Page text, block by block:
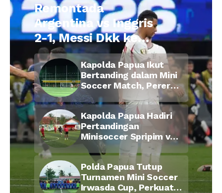
Remontada
Argentina vs Inggris
2-1, Messi Dkk ke
Final Piala Dunia
2026
Kapolda Papua Ikut
Bertanding dalam Mini
Soccer Match, Pererat
Kebersamaan Personel
di Bulan Ramadan
Kapolda Papua Hadiri
Pertandingan
Minisoccer Spripim vs
Bid Propam, Pererat
Soliditas dan
Kebersamaan Personel
Polda Papua Tutup
Turnamen Mini Soccer
Irwasda Cup, Perkuat